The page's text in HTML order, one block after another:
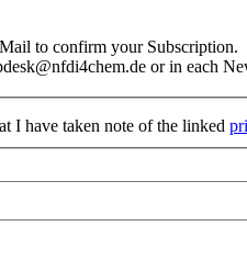
to confirm your Subscription.
or in each
I have taken note of the linked